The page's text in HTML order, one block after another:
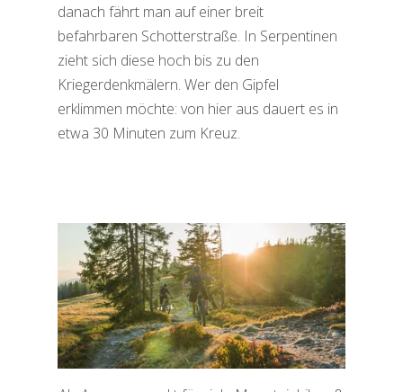
danach fährt man auf einer breit
befahrbaren Schotterstraße. In Serpentinen
zieht sich diese hoch bis zu den
Kriegerdenkmälern. Wer den Gipfel
erklimmen möchte: von hier aus dauert es in
etwa 30 Minuten zum Kreuz.